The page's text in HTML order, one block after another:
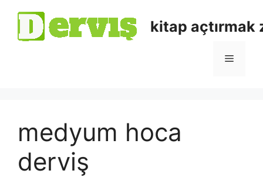
kitap açtırmak
medyum hoca
derviş